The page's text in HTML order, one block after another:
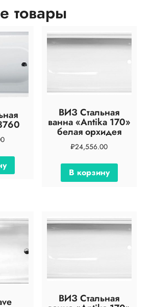
товары
ВИЗ Стальная
ванна «Antika 170»
белая орхидея
₽24,556.00
В корзину
ВИЗ Стальная